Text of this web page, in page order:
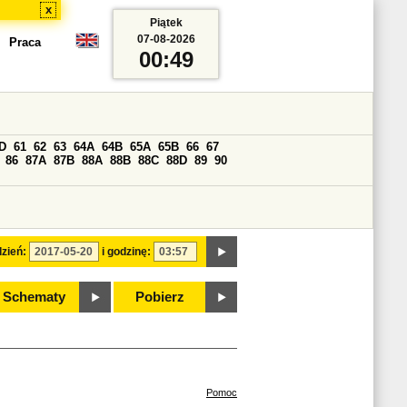
x
Praca
i godzinę:
61 62 63 64A 64B 65A 65B 66 67
86 87A 87B 88A 88B 88C 88D 89 90
Schematy Pobierz
Piątek
07-08-2026
00:49
Pomoc